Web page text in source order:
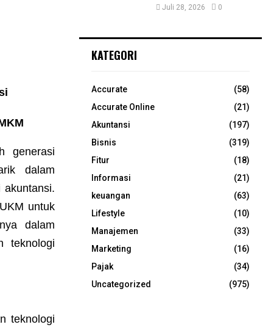
generasi
dalam
untuk
dalam
teknologi
teknologi
Juli 28, 2026 0
KATEGORI
Accurate
(58)
Accurate Online
(21)
Akuntansi
(197)
Bisnis
(319)
Fitur
(18)
Informasi
(21)
keuangan
(63)
Lifestyle
(10)
Manajemen
(33)
Marketing
(16)
Pajak
(34)
Uncategorized
(975)